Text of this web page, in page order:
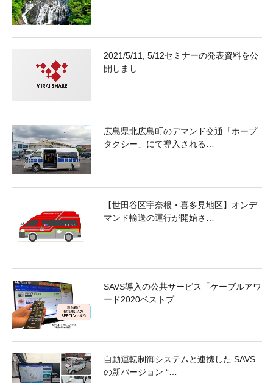
2021/5/11, 5/12セミナーの発表資料を公
開しまし…
広島県北広島町のデマンド交通「ホープ
タクシー」にて導入される…
【世田谷区宇奈根・喜多見地区】オンデ
マンド輸送の運行が開始さ…
SAVS導入の公共サービス「ケーブルアワ
ード2020ベストプ…
自動運転制御システムと連携した SAVS
の新バージョン “…